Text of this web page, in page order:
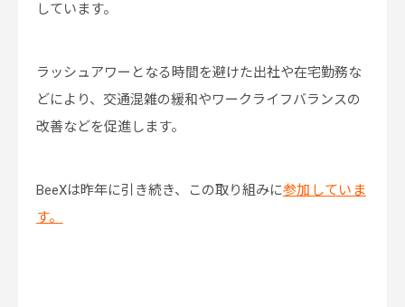
しています。
ラッシュアワーとなる時間を避けた出社や在宅勤務な
どにより、交通混雑の緩和やワークライフバランスの
改善などを促進します。
BeeXは昨年に引き続き、この取り組みに参加していま
す。